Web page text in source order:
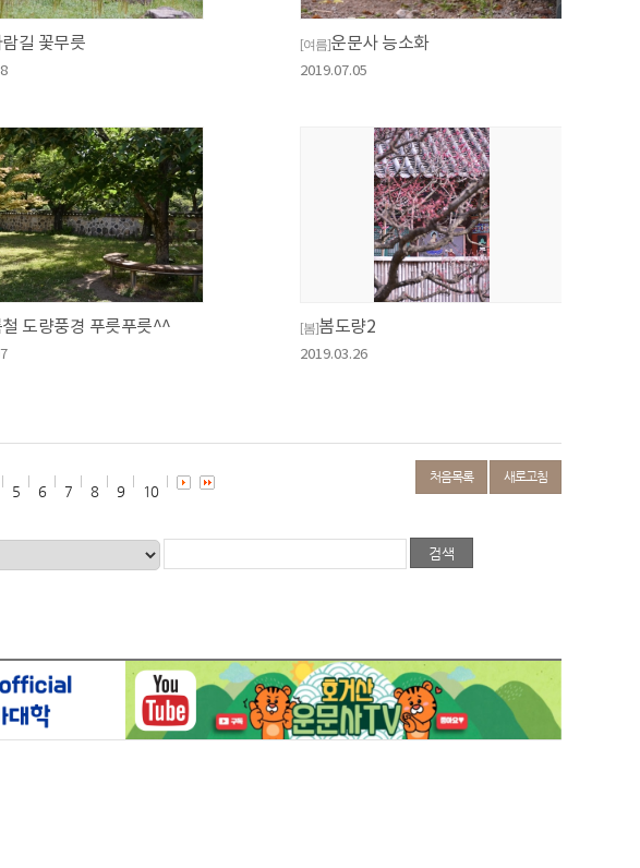
길 꽃무릇 [여름]운문사 능소화
2019.07.05
도량풍경 푸릇푸릇^^ [봄]봄도량2
2019.03.26
처음목록 새로고침
5 6 7 8 9 10